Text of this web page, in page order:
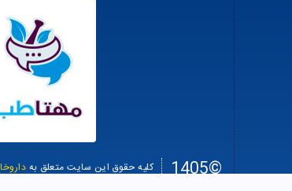
©1405 کلیه حقوق این سایت متعلق به